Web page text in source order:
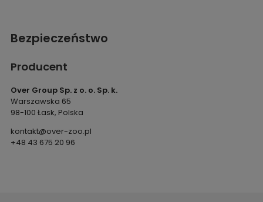
Bezpieczeństwo
Producent
Over Group Sp. z o. o. Sp. k.
Warszawska 65
98-100 Łask, Polska
kontakt@over-zoo.pl
+48 43 675 20 96